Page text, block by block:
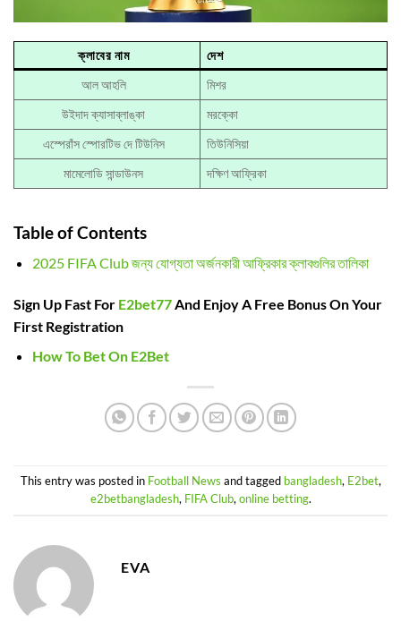
ক্লাবের নাম
দেশ
আল আহলি
মিশর
উইদাদ ক্যাসাব্লাঙ্কা
মরক্কো
এস্পেরাঁস স্পোরটিভ দে টিউনিস
তিউনিসিয়া
মামেলোডি সান্ডাউনস
দক্ষিণ আফ্রিকা
Table of Contents
2025 FIFA Club জন্য যোগ্যতা অর্জনকারী আফ্রিকার ক্লাবগুলির তালিকা
Sign Up Fast For E2bet77And Enjoy A Free Bonus On Your
First Registration
How To Bet On E2Bet
This entry was posted in Football News and tagged bangladesh, E2bet,
e2betbangladesh, FIFA Club,online betting.
EVA